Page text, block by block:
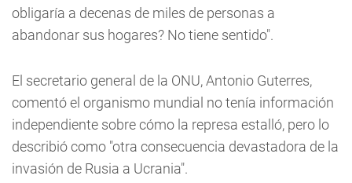
obligaría a decenas de miles de personas a
abandonar sus hogares? No tiene sentido".
El secretario general de la ONU, Antonio Guterres,
comentó el organismo mundial no tenía información
independiente sobre cómo la represa estalló, pero lo
describió como "otra consecuencia devastadora de la
invasión de Rusia a Ucrania".